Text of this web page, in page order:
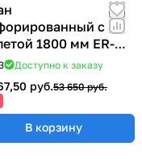
с
1800 мм ER-
Доступно к заказу
руб.53 650 руб.
В корзину